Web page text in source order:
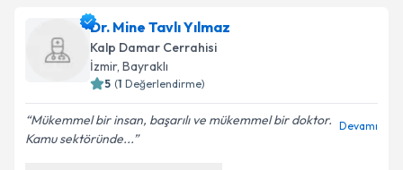
Uzm. Dr. Övünç Aslaniçin randevu takvimi talebi
oluşturun. Size bu uzmandan randevu almanız için bir
takvim hazırlandığında e-posta ile bilgilendireceğiz.
Dr. Mine Tavlı Yılmaz
Kalp Damar Cerrahisi
İzmir, Bayraklı
5 (1 Değerlendirme)
Mükemmel bir insan, başarılı ve mükemmel bir doktor.
Kamu sektöründe...
Devamı